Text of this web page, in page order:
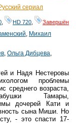
сериал
HD 720 Завершён
Михаил
Ольга Дибцева
и Надя Нестеровы
проблемы
среднего возраста,
Тамары,
дочерей Кати и
сына Миши. Но
- это спасти 17-